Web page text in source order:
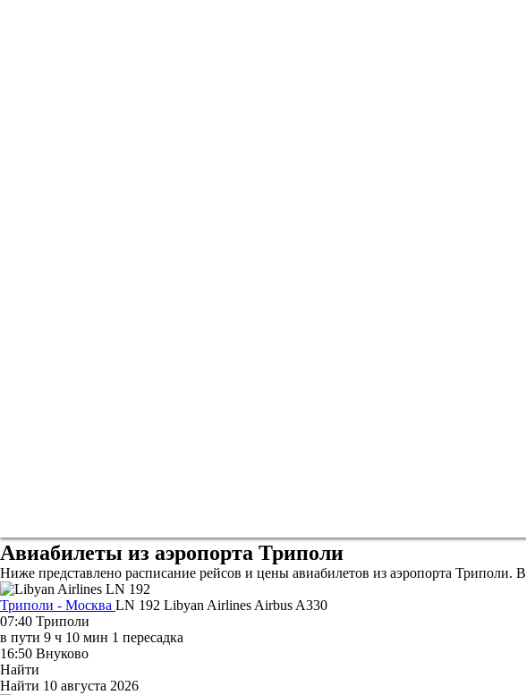
Авиабилеты из аэропорта Триполи
Ниже представлено расписание рейсов и цены авиабилетов из аэропорта
Триполи - Москва LN 192 Libyan Airlines Airbus A330
07:40 Триполи
в пути 9 ч 10 мин 1 пересадка
16:50 Внуково
Найти
Найти 10 августа 2026